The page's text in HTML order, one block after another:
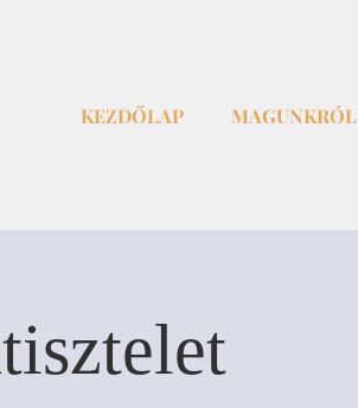
KEZDŐLAP MAGUNKRÓL